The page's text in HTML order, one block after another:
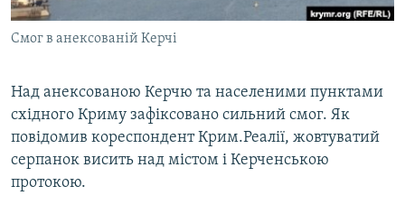
СВІДЧЕННЯ ОКУПАЦІЇ
УКРАЇНСЬКА ПРОБЛЕМА КРИМУ
Qırımtatar
Усі сайти RFE/RL
Смог в анексованій Керчі
Над анексованою Керчю та населеними пунктами
східного Криму зафіксовано сильний смог. Як
повідомив кореспондент Крим.Реалії, жовтуватий
серпанок висить над містом і Керченською
протокою.